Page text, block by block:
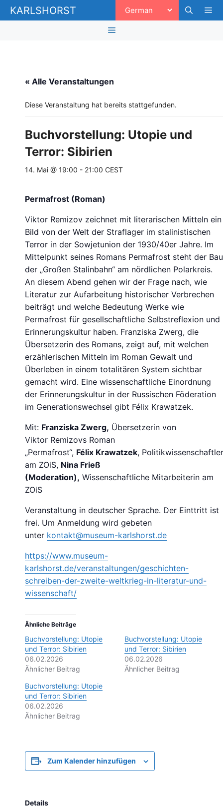
Zum
InhaltKARLSHORST
« Alle Veranstaltungen
Diese Veranstaltung hat bereits stattgefunden.
Buchvorstellung: Utopie und
Terror: Sibirien
14. Mai @ 19:00 - 21:00 CEST
Permafrost (Roman)
Viktor Remizov zeichnet mit literarischen Mitteln ein
Bild von der Welt der Straflager im stalinistischen
Terror in der Sowjetunion der 1930/40er Jahre. Im
Mittelpunkt seines Romans Permafrost steht der Bau
der „Großen Stalinbahn“ am nördlichen Polarkreis.
An diesem Abend gehen wir der Frage nach, wie
Literatur zur Aufarbeitung historischer Verbrechen
beiträgt und welche Bedeutung Werke wie
Permafrost für gesellschaftliche Selbstreflexion und
Erinnerungskultur haben. Franziska Zwerg, die
Übersetzerin des Romans, zeigt auf, mit welchen
erzählerischen Mitteln im Roman Gewalt und
Überleben in einem totalitären System sichtbar
gemacht wird. Eine wissenschaftliche Einordnung
der Erinnerungskultur in der Russischen Föderation
im Generationswechsel gibt Félix Krawatzek.
Mit: Franziska Zwerg, Übersetzerin von
Viktor Remizovs Roman
„Permafrost“, Félix Krawatzek, Politikwissenschaftler
am ZOiS, Nina Frieß
(Moderation), Wissenschaftliche Mitarbeiterin am
ZOiS
Veranstaltung in deutscher Sprache. Der Einttritt ist
frei. Um Anmeldung wird gebeten
unter kontakt@museum-karlshorst.de
https://www.museum-
karlshorst.de/veranstaltungen/geschichten-
schreiben-der-zweite-weltkrieg-in-literatur-und-
wissenschaft/
Ähnliche Beiträge
Buchvorstellung: Utopie
und Terror: Sibirien
06.02.2026
Ähnlicher Beitrag
Buchvorstellung: Utopie
und Terror: Sibirien
06.02.2026
Ähnlicher Beitrag
Buchvorstellung: Utopie
und Terror: Sibirien
06.02.2026
Ähnlicher Beitrag
Zum Kalender hinzufügen
Details